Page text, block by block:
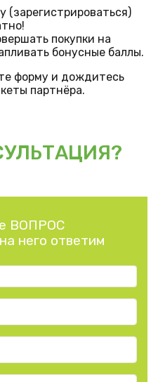
(зарегистрироваться)
покупки на
бонусные баллы.
форму и дождитесь
партнёра.
ВОПРОС
него ответим